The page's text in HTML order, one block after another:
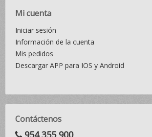
Mi cuenta
Iniciar sesión
Información de la cuenta
Mis pedidos
Descargar APP para IOS y Android
Contáctenos
954 355 900